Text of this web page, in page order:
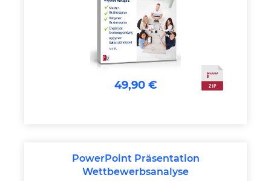
49,90 €
PowerPoint Präsentation
Wettbewerbsanalyse